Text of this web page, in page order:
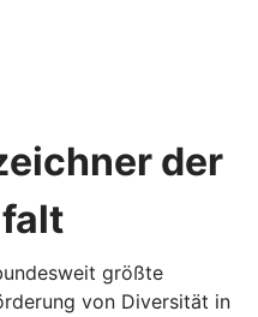
der
größte
von Diversität in